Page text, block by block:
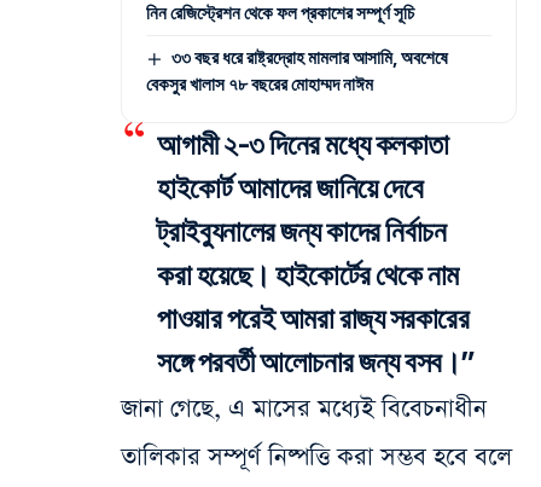
নিন রেজিস্ট্রেশন থেকে ফল প্রকাশের সম্পূর্ণ সূচি
৩৩ বছর ধরে রাষ্ট্রদ্রোহ মামলার আসামি, অবশেষে
বেকসুর খালাস ৭৮ বছরের মোহাম্মদ নাঈম
আগামী ২-৩ দিনের মধ্যে কলকাতা
হাইকোর্ট আমাদের জানিয়ে দেবে
ট্রাইব্যুনালের জন্য কাদের নির্বাচন
করা হয়েছে। হাইকোর্টের থেকে নাম
পাওয়ার পরেই আমরা রাজ্য সরকারের
সঙ্গে পরবর্তী আলোচনার জন্য বসব।”
জানা গেছে, এ মাসের মধ্যেই বিবেচনাধীন
তালিকার সম্পূর্ণ নিষ্পত্তি করা সম্ভব হবে বলে